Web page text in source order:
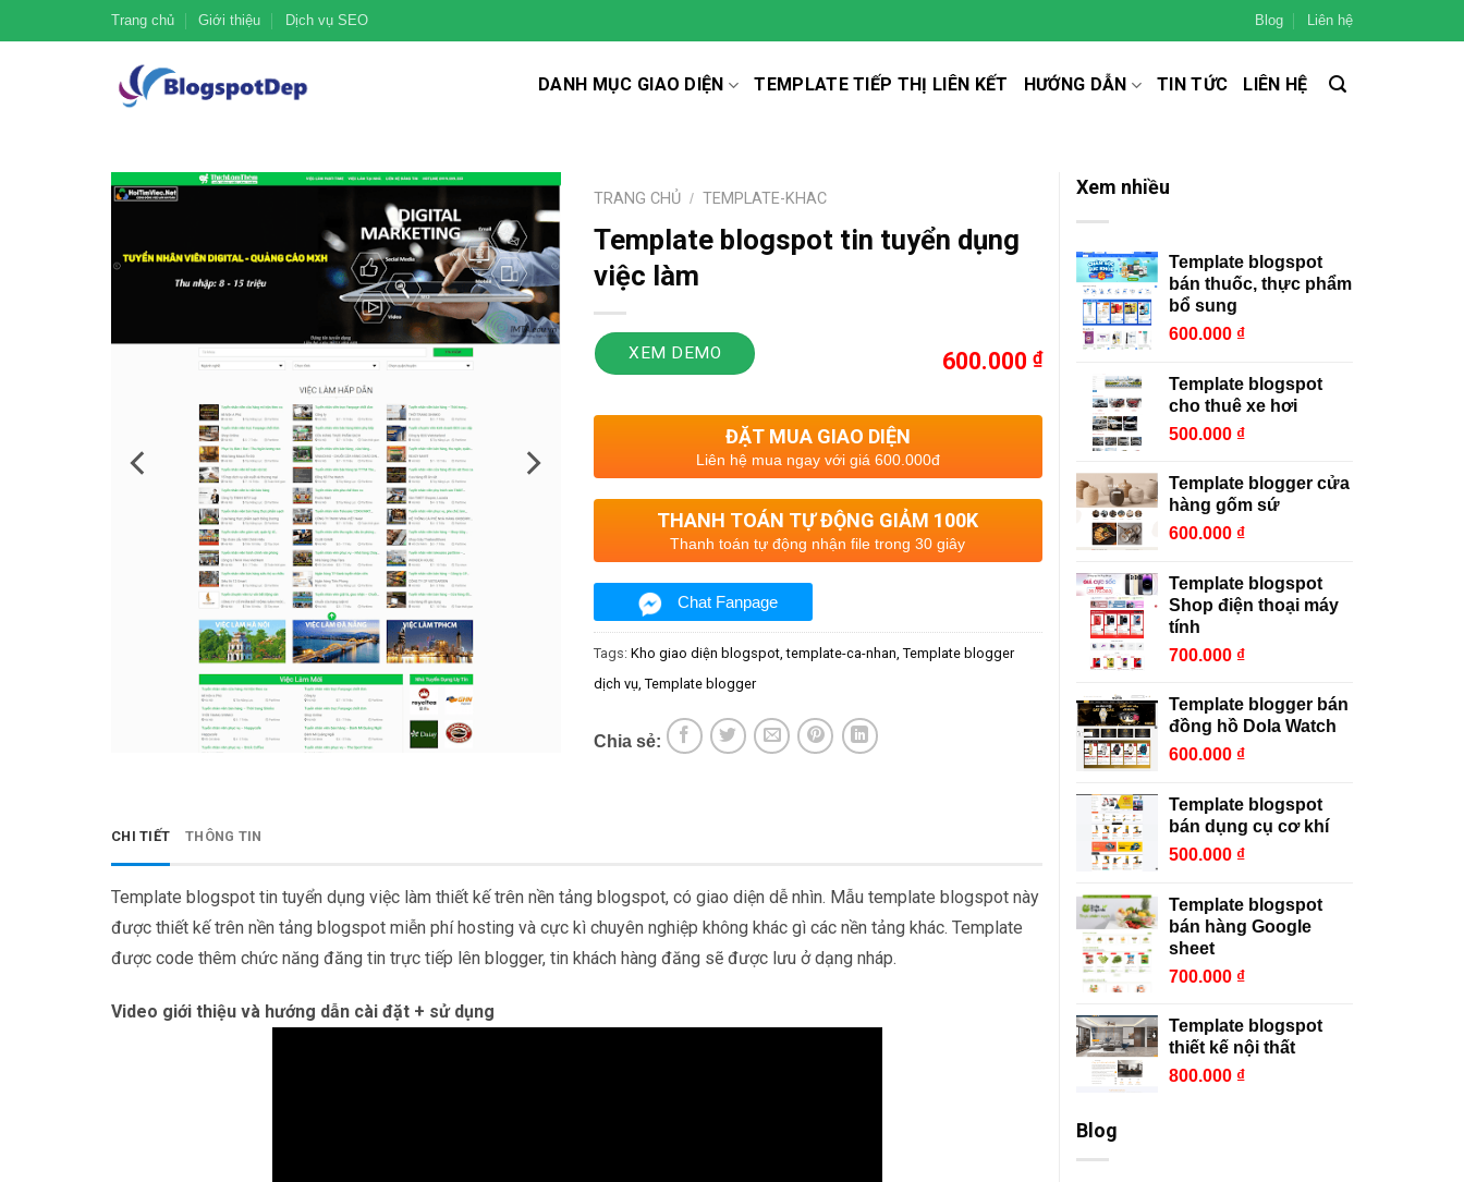
Trang chủ Giới thiệu Dịch vụ SEO Blog Liên hệ
DANH MỤC GIAO DIỆN TEMPLATE TIẾP THỊ LIÊN KẾT HƯỚNG DẪN TIN TỨC LIÊN HỆ
TRANG CHỦ / TEMPLATE-KHAC
Template blogspot tin tuyển dụng
việc làm
600.000 ₫
XEM DEMO
ĐẶT MUA GIAO DIỆN
Liên hệ mua ngay với giá 600.000đ
THANH TOÁN TỰ ĐỘNG GIẢM 100K
Thanh toán tự động nhận file trong 30 giây
Chat Fanpage
Tags: Kho giao diện blogspot template-ca-nhan Template blogger
dịch vụ Template blogger
Chia sẻ:
CHI TIẾT THÔNG TIN
Template blogspot tin tuyển dụng việc làm thiết kế trên nền tảng blogspot, có giao diện dễ nhìn. Mẫu template blogspot này
được thiết kế trên nền tảng blogspot miễn phí hosting và cực kì chuyên nghiệp không khác gì các nền tảng khác. Template
được code thêm chức năng đăng tin trực tiếp lên blogger, tin khách hàng đăng sẽ được lưu ở dạng nháp.
Video giới thiệu và hướng dẫn cài đặt + sử dụng
Xem nhiều
Template blogspot
bán thuốc, thực phẩm
bổ sung
600.000 ₫
Template blogspot
cho thuê xe hơi
500.000 ₫
Template blogger cửa
hàng gốm sứ
600.000 ₫
Template blogspot
Shop điện thoại máy
tính
700.000 ₫
Template blogger bán
đồng hồ Dola Watch
600.000 ₫
Template blogspot
bán dụng cụ cơ khí
500.000 ₫
Template blogspot
bán hàng Google
sheet
700.000 ₫
Template blogspot
thiết kế nội thất
800.000 ₫
Blog